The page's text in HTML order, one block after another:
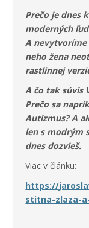
Prečo je dnes
moderných
A
neho žena
rastlinnej
A čo tak súvis
Prečo sa
Autizmus? A
len s modrým
dnes dozvieš.
Viac v článku:
https://
stitna-zlaza-